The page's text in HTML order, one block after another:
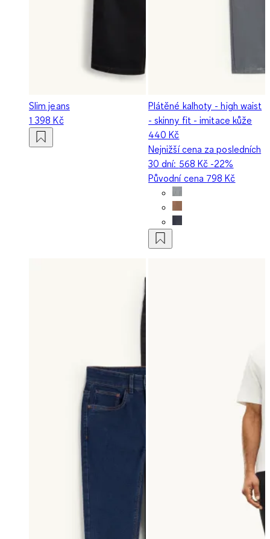
Slim jeans
1 398 Kč
Plátěné kalhoty - high waist
- skinny fit - imitace kůže
440 Kč
Nejnižší cena za posledních
30 dní: 568 Kč -22%
Původní cena 798 Kč